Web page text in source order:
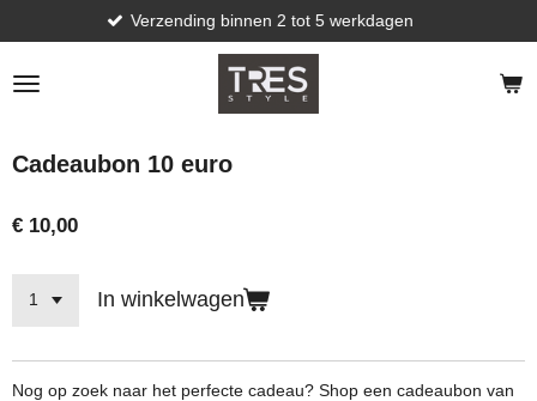
direct
naar
de
Verzending binnen 2 tot 5 werkdagen
Cadeaubon 10 euro
€ 10,00
In winkelwagen
Nog op zoek naar het perfecte cadeau? Shop een cadeaubon van